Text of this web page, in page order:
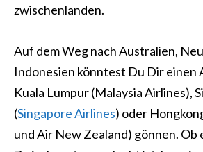
zwischenlanden.
Auf dem Weg nach Australien,
Indonesien könntest Du Dir einen
Kuala Lumpur (Malaysia Airlines),
(Singapore Airlines) oder
und Air New Zealand) gönnen. Ob